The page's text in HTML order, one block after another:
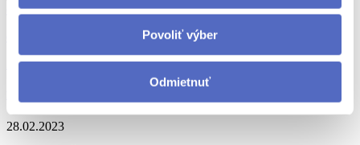
Povoliť výber
Odmietnuť
Zaujalo nás
28.02.2023